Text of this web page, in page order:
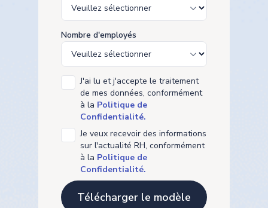
Nombre d'employés
Je veux recevoir des informations
sur l'actualité RH, conformément
à la Politique de
Confidentialité.
J'ai lu et j'accepte le traitement
de mes données, conformément
à la Politique de
Confidentialité.